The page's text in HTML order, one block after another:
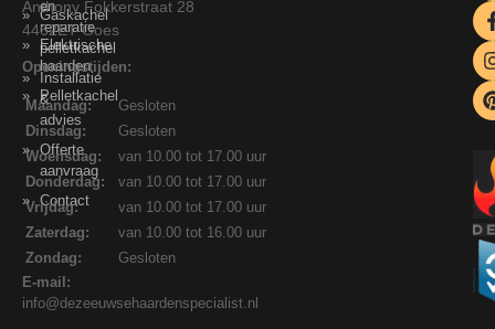
en
reparatie
pelletkachel
Installatie
&
advies
Offerte
aanvraag
Contact
Gaskachel
Elektrische
haarden
Pelletkachel
Anthony Fokkerstraat 28
4462ET Goes
Openingstijden:
Maandag:
Gesloten
Dinsdag:
Gesloten
Woensdag:
van 10.00 tot 17.00 uur
Donderdag:
van 10.00 tot 17.00 uur
Vrijdag:
van 10.00 tot 17.00 uur
Zaterdag:
van 10.00 tot 16.00 uur
Zondag:
Gesloten
E-mail:
info@dezeeuwsehaardenspecialist.nl